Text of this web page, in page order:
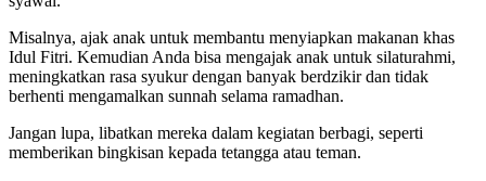
Misalnya, ajak anak untuk membantu menyiapkan makanan khas
Idul Fitri. Kemudian Anda bisa mengajak anak untuk silaturahmi,
meningkatkan rasa syukur dengan banyak berdzikir dan tidak
berhenti mengamalkan sunnah selama ramadhan.
Jangan lupa, libatkan mereka dalam kegiatan berbagi, seperti
memberikan bingkisan kepada tetangga atau teman.